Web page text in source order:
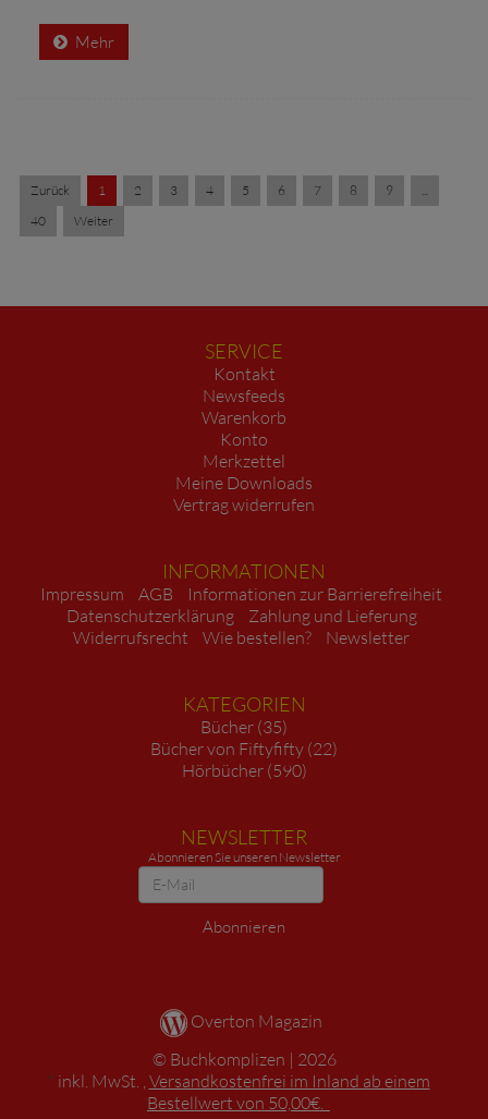
Mehr
Zurück 1 2 3 4 5 6 7 8 9
40
Weiter
SERVICE
Kontakt
Newsfeeds
Warenkorb
Konto
Merkzettel
Meine Downloads
Vertrag widerrufen
INFORMATIONEN
Impressum AGB
Informationen zur Barrierefreiheit
Datenschutzerklärung
Zahlung und Lieferung
Widerrufsrecht
Wie bestellen? Newsletter
KATEGORIEN
Bücher (35)
Bücher von Fiftyfifty (22)
Hörbücher (590)
NEWSLETTER
Abonnieren Sie unseren Newsletter
Newsletter
Abonnieren
Overton Magazin
Buchkomplizen
2026
* inkl. MwSt. , Versandkostenfrei im Inland ab einem
Bestellwert von 50,00€.